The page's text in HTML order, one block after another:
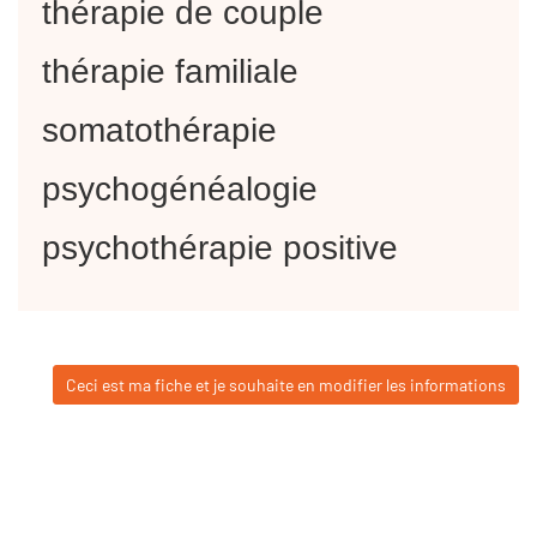
thérapie de couple
thérapie familiale
somatothérapie
psychogénéalogie
psychothérapie positive
Ceci est ma fiche et je souhaite en modifier les informations